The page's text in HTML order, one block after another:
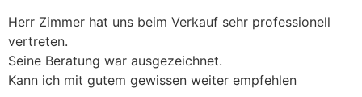
Herr Zimmer hat uns beim Verkauf sehr professionell
vertreten.
Seine Beratung war ausgezeichnet.
Kann ich mit gutem gewissen weiter empfehlen